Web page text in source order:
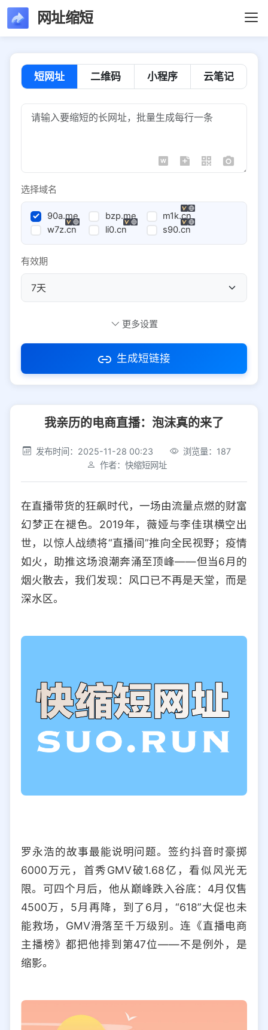
网址缩短
短网址 二维码 小程序 云笔记
选择域名
90a.me bzp.me
m1k.cn
w7z.cn
li0.cn s90.cn
有效期
访问密码
社交平台 电商平台
选择防红平台类型，避免链接被拦截
iOS Android PC 其他
选择允许访问的平台类型
更多设置
生成短链接
我亲历的电商直播：泡沫真的来了
发布时间：2025-11-28 00:23
浏览量：187
作者：快缩短网址
在直播带货的狂飙时代，一场由流量点燃的财富
幻梦正在褪色。2019年，薇娅与李佳琪横空出
世，以惊人战绩将“直播间”推向全民视野；疫情
如火，助推这场浪潮奔涌至顶峰——但当6月的
烟火散去，我们发现：风口已不再是天堂，而是
深水区。
罗永浩的故事最能说明问题。签约抖音时豪掷
6000万元，首秀GMV破1.68亿，看似风光无
限。可四个月后，他从巅峰跌入谷底：4月仅售
4500万，5月再降，到了6月，“618”大促也未
能救场，GMV滑落至千万级别。连《直播电商
主播榜》都把他排到第47位——不是例外，是
缩影。